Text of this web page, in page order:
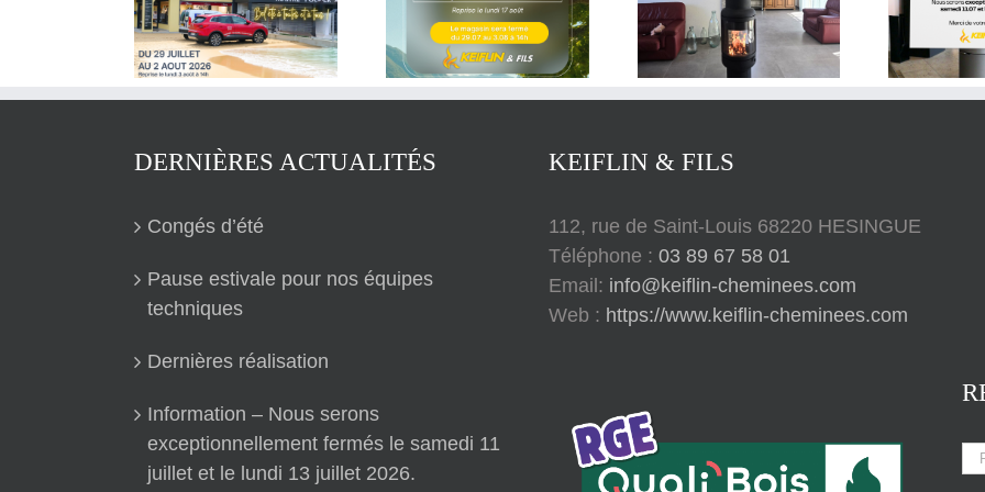
Pause estivale pour
nos équipes techniques
Dernières réalisation
exceptionnellement
fermés le samedi 11
juillet et le lundi 13
DERNIÈRES ACTUALITÉS
Congés d’été
Pause estivale pour nos équipes
techniques
Dernières réalisation
Information – Nous serons
exceptionnellement fermés le samedi 11
juillet et le lundi 13 juillet 2026.
KEIFLIN & FILS
112, rue de Saint-Louis 68220 HESINGUE
Téléphone : 03 89 67 58 01
Email: info@keiflin-cheminees.com
Web : https://www.keiflin-cheminees.com